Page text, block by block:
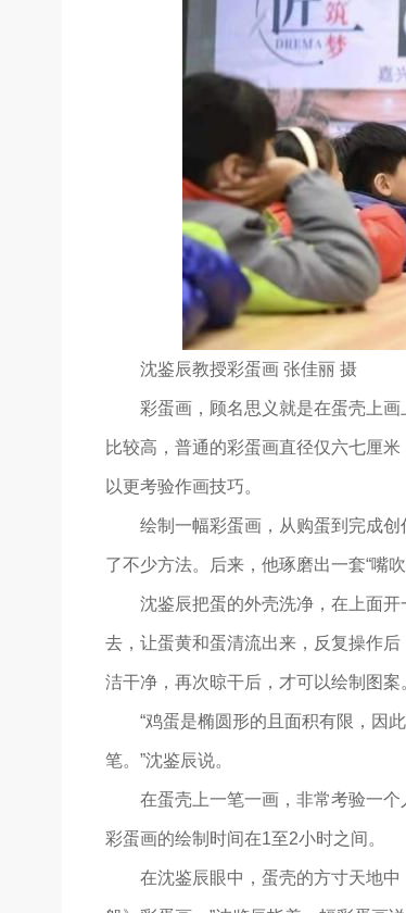
沈鉴辰教授彩蛋画 张佳丽 摄
彩蛋画，顾名思义就是在蛋壳上
比较高，普通的彩蛋画直径仅六七厘
以更考验作画技巧。
绘制一幅彩蛋画，从购蛋到完成
了不少方法。后来，他琢磨出一套“嘴吹
沈鉴辰把蛋的外壳洗净，在上面
去，让蛋黄和蛋清流出来，反复操作
洁干净，再次晾干后，才可以绘制图案
“鸡蛋是椭圆形的且面积有限，因
笔。”沈鉴辰说。
在蛋壳上一笔一画，非常考验一
彩蛋画的绘制时间在1至2小时之间。
在沈鉴辰眼中，蛋壳的方寸天地